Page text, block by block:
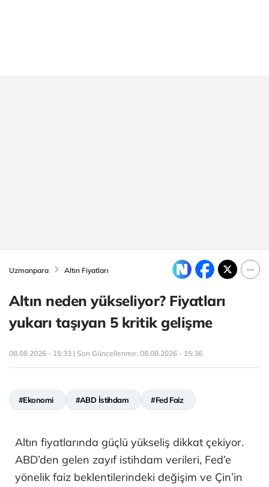
Uzmanpara Altın Fiyatları
Altın neden yükseliyor? Fiyatları
yukarı taşıyan 5 kritik gelişme
08.08.2026 - 15:33 | Son Güncellenme: 08.08.2026 - 15:36
#Ekonomi #ABD İstihdam #Fed Faiz
Altın fiyatlarında güçlü yükseliş dikkat çekiyor.
ABD’den gelen zayıf istihdam verileri, Fed’e
yönelik faiz beklentilerindeki değişim ve Çin’in